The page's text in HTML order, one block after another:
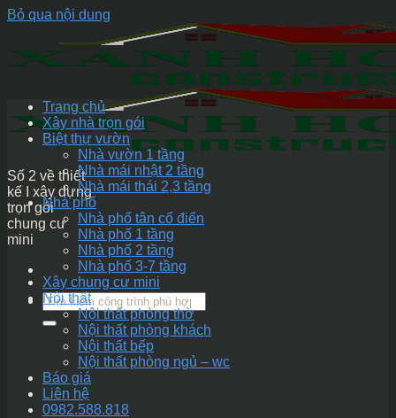
Bỏ qua nội dung
Số 2 về thiết
kế I xây dựng
trọn gói
chung cư
mini
Trang chủ
Xây nhà trọn gói
Biệt thự vườn
Nhà vườn 1 tầng
Nhà mái nhật 2 tầng
Nhà mái thái 2,3 tầng
Nhà phố
Nhà phố tân cổ điển
Nhà phố 1 tầng
Nhà phố 2 tầng
Nhà phố 3-7 tầng
Xây chung cư mini
Nội thất
Nội thất phòng thờ
Nội thất phòng khách
Nội thất bếp
Nội thất phòng ngủ – wc
Báo giá
Liên hệ
0982.588.818